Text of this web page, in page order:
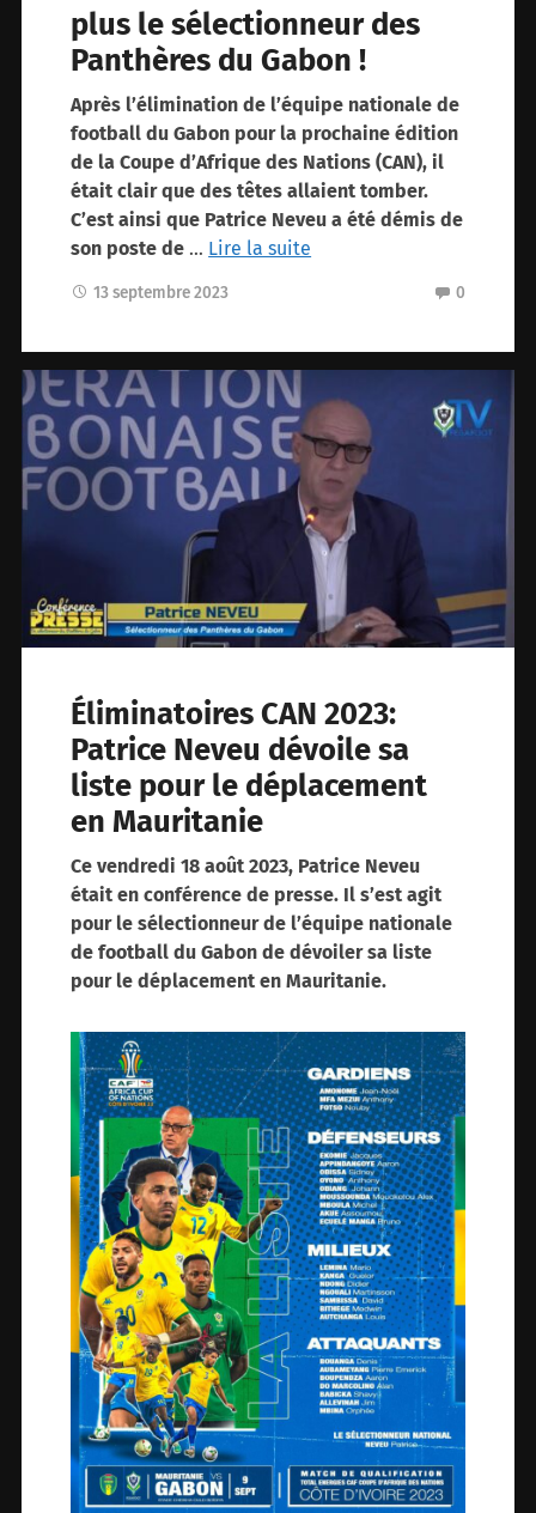
plus le sélectionneur des
Panthères du Gabon !
Après l’élimination de l’équipe nationale de
football du Gabon pour la prochaine édition
de la Coupe d’Afrique des Nations (CAN), il
était clair que des têtes allaient tomber.
C’est ainsi que Patrice Neveu a été démis de
son poste de … Lire la suite
13 septembre 2023 0
Éliminatoires CAN 2023:
Patrice Neveu dévoile sa
liste pour le déplacement
en Mauritanie
Ce vendredi 18 août 2023, Patrice Neveu
était en conférence de presse. Il s’est agit
pour le sélectionneur de l’équipe nationale
de football du Gabon de dévoiler sa liste
pour le déplacement en Mauritanie.